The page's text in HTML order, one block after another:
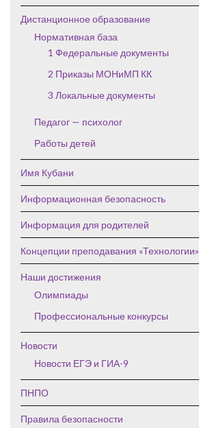
Дистанционное образование
Нормативная база
1 Федеральные документы
2 Приказы МОНиМП КК
3 Локальные документы
Педагог — психолог
Работы детей
Имя Кубани
Информационная безопасность
Информация для родителей
Концепции преподавания «Технологии»
Наши достижения
Олимпиады
Профессиональные конкурсы
Новости
Новости ЕГЭ и ГИА-9
ПНПО
Правила безопасности